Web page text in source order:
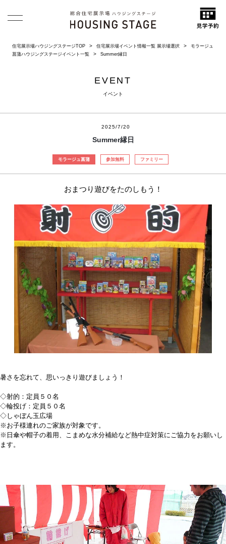
住宅展示場ハウジングステージTOP 住宅展示場イベント情報一覧 展示場選択
モラージュ
菖蒲ハウジングステージイベント一覧
Summer縁日
EVENT
イベント
2025/7/20
Summer縁日
モラージュ菖蒲 参加無料 ファミリー
おまつり遊びをたのしもう！
暑さを忘れて、思いっきり遊びましょう！
◇射的：定員５０名
◇輪投げ：定員５０名
◇しゃぼん玉広場
※お子様連れのご家族が対象です。
※日傘や帽子の着用、こまめな水分補給など熱中症対策にご協力をお願いし
ます。